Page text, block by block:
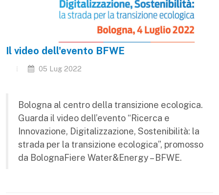
Il video dell'evento BFWE
05 Lug 2022
Bologna al centro della transizione ecologica.
Guarda il video dell’evento “Ricerca e
Innovazione, Digitalizzazione, Sostenibilità: la
strada per la transizione ecologica”, promosso
da BolognaFiere Water&Energy – BFWE.